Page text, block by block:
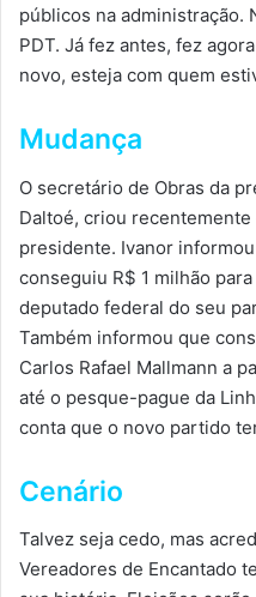
públicos na administração.
PDT. Já fez antes, fez
novo, esteja com quem
Mudança
O secretário de Obras da
Daltoé, criou
presidente. Ivanor
conseguiu R$ 1 milhão
deputado federal do seu
Também informou que
Carlos Rafael Mallmann a
até o pesque-pague da
conta que o novo partido
Cenário
Talvez seja cedo, mas
Vereadores de Encantado